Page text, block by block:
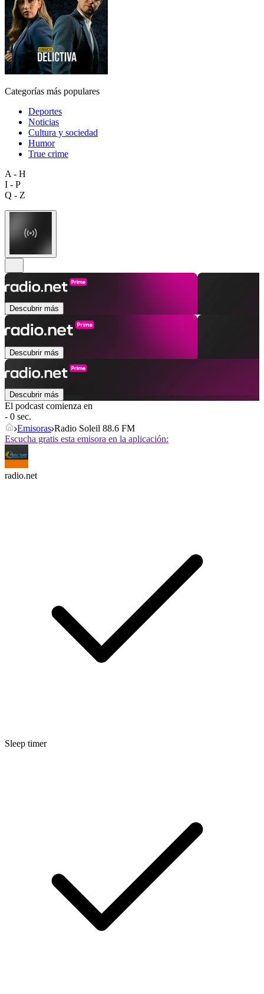
Categorías más populares
Deportes
Noticias
Cultura y sociedad
Humor
True crime
A - H
I - P
Q - Z
Descubrir más
Descubrir más
Descubrir más
El podcast comienza en
- 0 sec.
Emisoras Radio Soleil 88.6 FM
Escucha gratis esta emisora en la aplicación:
radio.net
Sleep timer